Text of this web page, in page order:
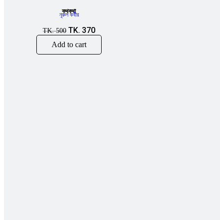
কথকথা
নূরুল কবীর
TK.500 TK.370
Add to cart